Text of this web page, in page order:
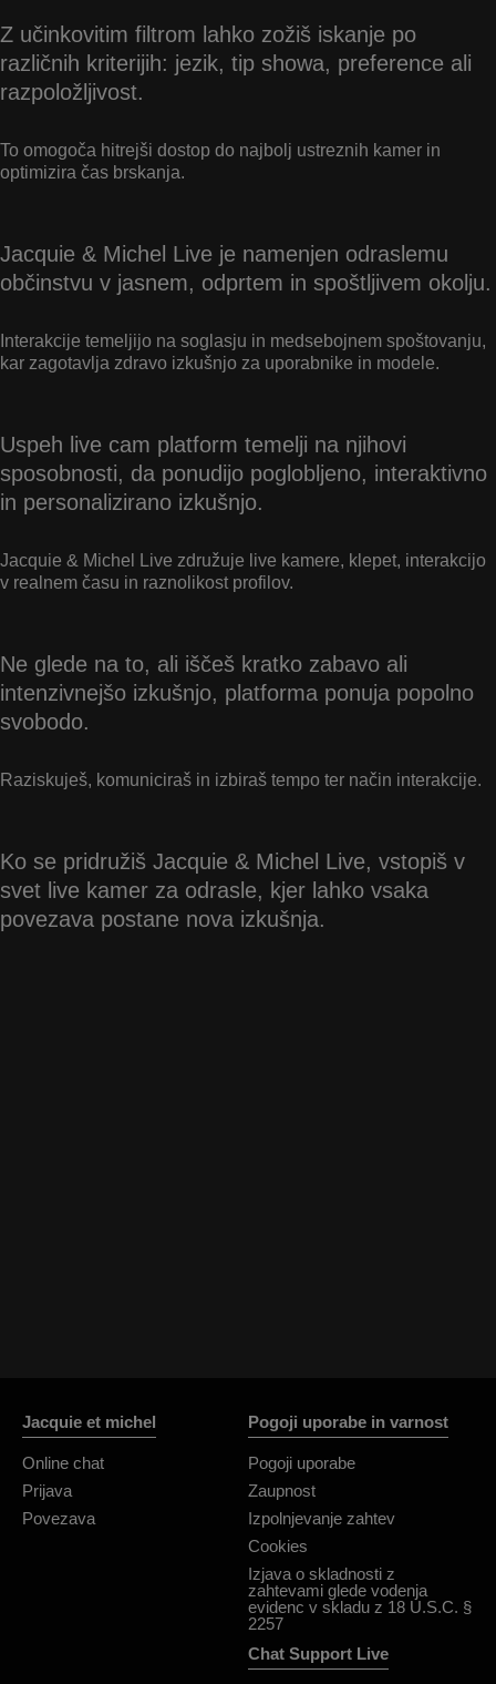
Z učinkovitim filtrom lahko zožiš iskanje po
različnih kriterijih: jezik, tip showa, preference ali
razpoložljivost.
To omogoča hitrejši dostop do najbolj ustreznih kamer in
optimizira čas brskanja.
Jacquie & Michel Live je namenjen odraslemu
občinstvu v jasnem, odprtem in spoštljivem okolju.
Interakcije temeljijo na soglasju in medsebojnem spoštovanju,
kar zagotavlja zdravo izkušnjo za uporabnike in modele.
Uspeh live cam platform temelji na njihovi
sposobnosti, da ponudijo poglobljeno, interaktivno
in personalizirano izkušnjo.
Jacquie & Michel Live združuje live kamere, klepet, interakcijo
v realnem času in raznolikost profilov.
Ne glede na to, ali iščeš kratko zabavo ali
intenzivnejšo izkušnjo, platforma ponuja popolno
svobodo.
Raziskuješ, komuniciraš in izbiraš tempo ter način interakcije.
Ko se pridružiš Jacquie & Michel Live, vstopiš v
svet live kamer za odrasle, kjer lahko vsaka
povezava postane nova izkušnja.
Jacquie et michel
Online chat
Prijava
Povezava
Pogoji uporabe in varnost
Pogoji uporabe
Zaupnost
Izpolnjevanje zahtev
Cookies
Izjava o skladnosti z
zahtevami glede vodenja
evidenc v skladu z 18 U.S.C. §
2257
Chat Support Live